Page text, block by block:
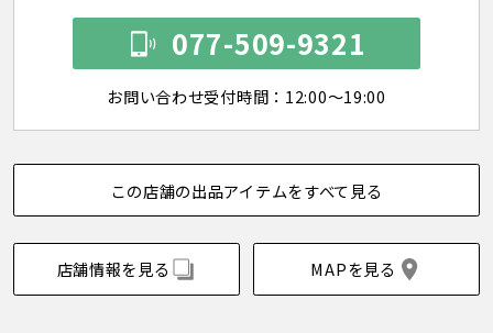
077-509-9321
お問い合わせ受付時間：12:00～19:00
この店舗の出品アイテムをすべて見る
店舗情報を見る MAPを見る